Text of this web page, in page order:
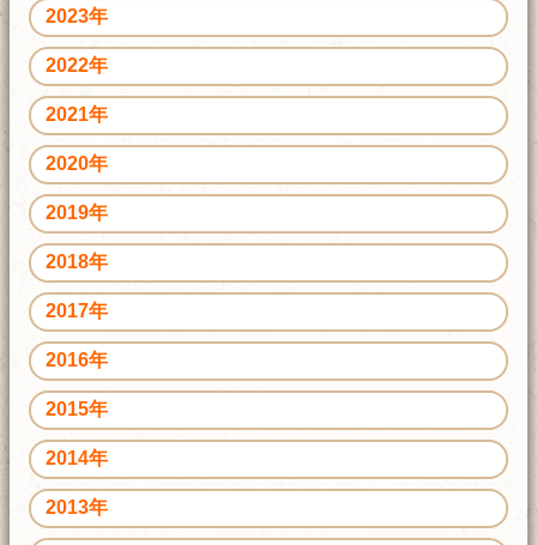
2023年
2022年
2021年
2020年
2019年
2018年
2017年
2016年
2015年
2014年
2013年